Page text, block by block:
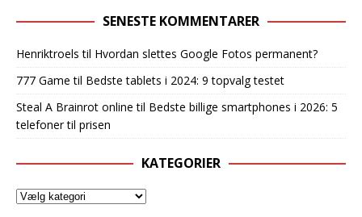
SENESTE KOMMENTARER
Henriktroels til Hvordan slettes Google Fotos permanent?
777 Game til Bedste tablets i 2024: 9 topvalg testet
Steal A Brainrot online til Bedste billige smartphones i 2026: 5
telefoner til prisen
KATEGORIER